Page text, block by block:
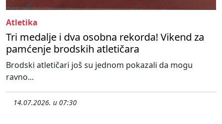
Atletika
Tri medalje i dva osobna rekorda! Vikend za
pamćenje brodskih atletičara
Brodski atletičari još su jednom pokazali da mogu
ravno...
14.07.2026. u 07:30